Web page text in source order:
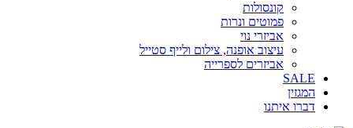
קונסולות
פמוטים ונרות
אביזרי נוי
עיצוב אופנה, צילום ולייף סטייל
אביזרים לספרייה
SALE
המגזין
דברו איתנו